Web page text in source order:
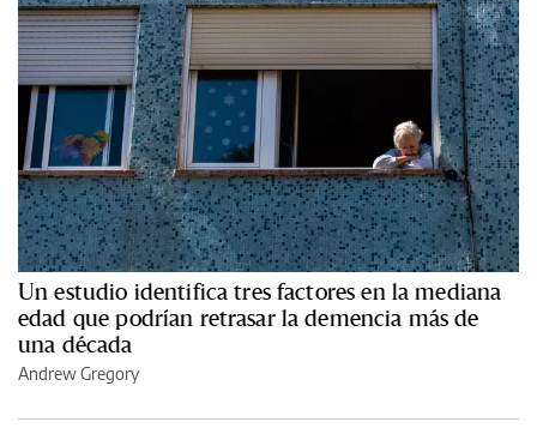
Un estudio identifica tres factores en la mediana
edad que podrían retrasar la demencia más de
una década
Andrew Gregory